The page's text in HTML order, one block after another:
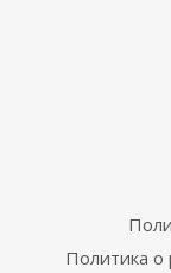
Политика